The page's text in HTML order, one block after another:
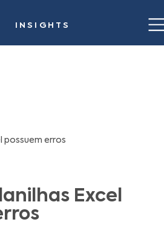
INSIGHTS
siderurgia
possuem erros
Excel